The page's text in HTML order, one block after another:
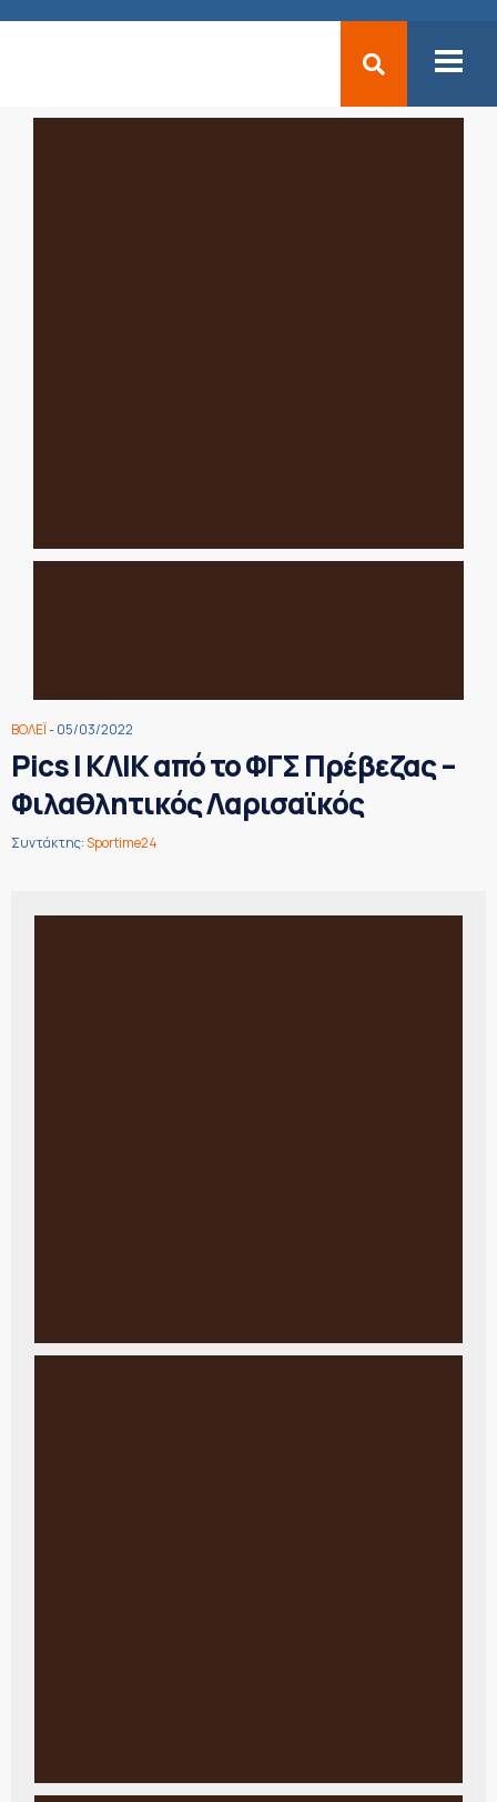
ΒΟΛΕΪ- 05/03/2022
Pics | ΚΛΙΚ από το ΦΓΣ Πρέβεζας –
Φιλαθλητικός Λαρισαϊκός
Συντάκτης:Sportime24